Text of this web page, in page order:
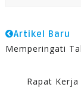
Artikel Baru
Memperingati
Rapat Kerja